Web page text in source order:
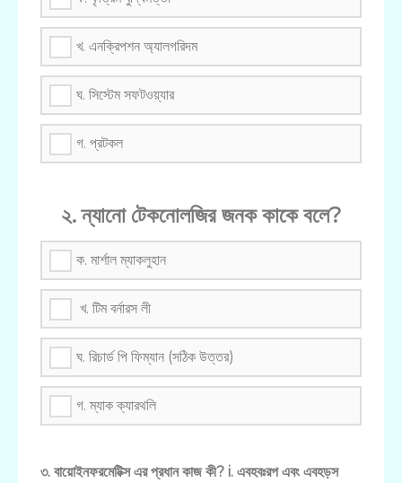
খ. এনক্রিপশন অ্যালগরিদম
ঘ. সিস্টেম সফটওয়্যার
গ. প্রটকল
২. ন্যানো টেকনোলজির জনক কাকে বলে?
ক. মার্শাল ম্যাকলুহান
খ. টিম বর্নারস লী
ঘ. রিচার্ড পি ফিম্যান (সঠিক উত্তর)
গ. ম্যাক ক্যারথলি
৩. বায়োইনফরমেটিক্স এর প্রধান কাজ কী? i. এবহবঃরপ এবং এবহড়স